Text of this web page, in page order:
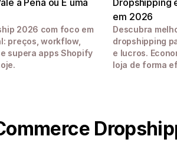
2026 com foco em
preços, workflow,
supera apps Shopify
em 2026
Descubra
dropshipping
e lucros.
loja de forma